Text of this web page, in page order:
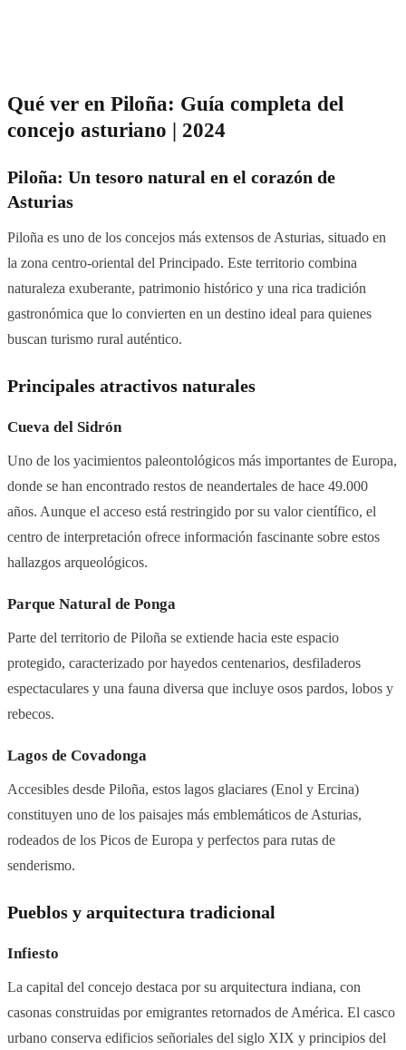
Qué ver en Piloña: Guía completa del
concejo asturiano | 2024
Piloña: Un tesoro natural en el corazón de
Asturias
Piloña es uno de los concejos más extensos de Asturias, situado en
la zona centro-oriental del Principado. Este territorio combina
naturaleza exuberante, patrimonio histórico y una rica tradición
gastronómica que lo convierten en un destino ideal para quienes
buscan turismo rural auténtico.
Principales atractivos naturales
Cueva del Sidrón
Uno de los yacimientos paleontológicos más importantes de Europa,
donde se han encontrado restos de neandertales de hace 49.000
años. Aunque el acceso está restringido por su valor científico, el
centro de interpretación ofrece información fascinante sobre estos
hallazgos arqueológicos.
Parque Natural de Ponga
Parte del territorio de Piloña se extiende hacia este espacio
protegido, caracterizado por hayedos centenarios, desfiladeros
espectaculares y una fauna diversa que incluye osos pardos, lobos y
rebecos.
Lagos de Covadonga
Accesibles desde Piloña, estos lagos glaciares (Enol y Ercina)
constituyen uno de los paisajes más emblemáticos de Asturias,
rodeados de los Picos de Europa y perfectos para rutas de
senderismo.
Pueblos y arquitectura tradicional
Infiesto
La capital del concejo destaca por su arquitectura indiana, con
casonas construidas por emigrantes retornados de América. El casco
urbano conserva edificios señoriales del siglo XIX y principios del